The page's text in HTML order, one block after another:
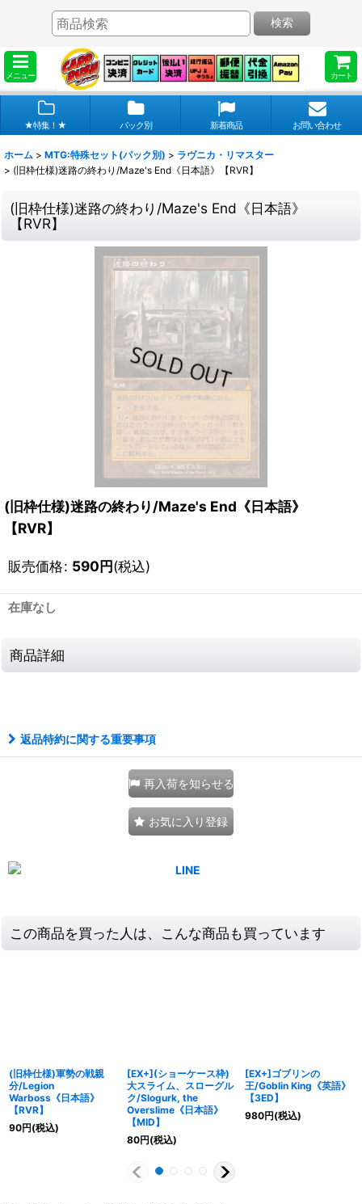
メニュー カート
検索
★特集！★ パック別 新着商品 お問い合わせ
ホーム > MTG:特殊セット(パック別) > ラヴニカ・リマスター
> (旧枠仕様)迷路の終わり/Maze's End《日本語》【RVR】
(旧枠仕様)迷路の終わり/Maze's End《日本語》
【RVR】
(旧枠仕様)迷路の終わり/Maze's End《日本語》
【RVR】
販売価格: 590円(税込)
在庫なし
商品詳細
返品特約に関する重要事項
再入荷を知らせる
お気に入り登録
この商品を買った人は、こんな商品も買っています
(旧枠仕様)軍勢の戦親
分/Legion
Warboss《日本語》
【RVR】
90円(税込)
[EX+](ショーケース枠)
大スライム、スローグル
ク/Slogurk, the
Overslime《日本語》
【MID】
80円(税込)
[EX+]ゴブリンの
王/Goblin King《英語》
【3ED】
980円(税込)